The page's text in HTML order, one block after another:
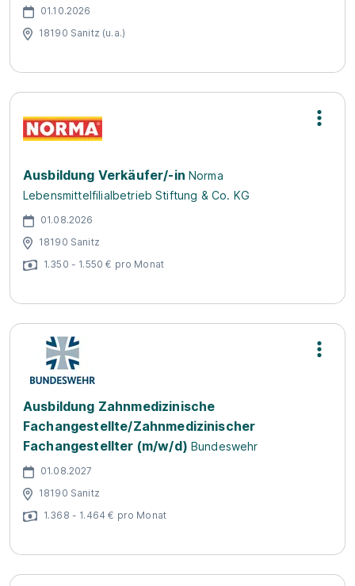
01.10.2026
18190 Sanitz (u.a.)
Ausbildung Verkäufer/-in Norma
Lebensmittelfilialbetrieb Stiftung & Co. KG
01.08.2026
18190 Sanitz
1.350 - 1.550 € pro Monat
Ausbildung Zahnmedizinische
Fachangestellte/Zahnmedizinischer
Fachangestellter (m/w/d) Bundeswehr
01.08.2027
18190 Sanitz
1.368 - 1.464 € pro Monat